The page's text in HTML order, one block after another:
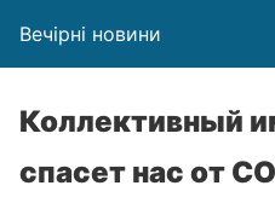
Вечірні новини
Коллективный
спасет нас от